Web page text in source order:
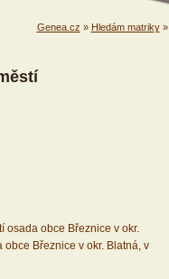
Genea.cz » Hledám matriky»
osada obce Březnice v okr.
Březnice v okr. Blatná, v